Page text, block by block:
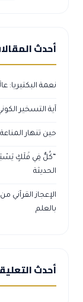
أحدث
نعمة البكتيريا:
آية التسخير
حين تنهار
“كُلٌّ فِي فَلَكٍ
الحديثة
الإعجاز
بالعلم
أحدث